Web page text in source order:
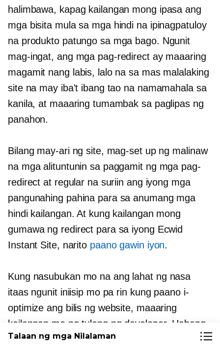
halimbawa, kapag kailangan mong ipasa ang
mga bisita mula sa mga hindi na ipinagpatuloy
na produkto patungo sa mga bago. Ngunit
mag-ingat, ang mga pag-redirect ay maaaring
magamit nang labis, lalo na sa mas malalaking
site na may iba't ibang tao na namamahala sa
kanila, at maaaring tumambak sa paglipas ng
panahon.
Bilang may-ari ng site, mag-set up ng malinaw
na mga alituntunin sa paggamit ng mga pag-
redirect at regular na suriin ang iyong mga
pangunahing pahina para sa anumang mga
hindi kailangan. At kung kailangan mong
gumawa ng redirect para sa iyong Ecwid
Instant Site, narito paano gawin iyon.
Kung nasubukan mo na ang lahat ng nasa
itaas ngunit iniisip mo pa rin kung paano i-
optimize ang bilis ng website, maaaring
kailangan mo ng tulong ng developer. Habang
ang mga tip na nabanggit kanina ay sapat na
Talaan ng mga Nilalaman